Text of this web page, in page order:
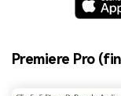
Premiere Pro